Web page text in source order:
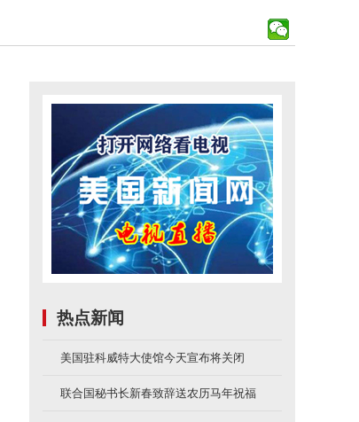
热点新闻
美国驻科威特大使馆今天宣布将关闭
联合国秘书长新春致辞送农历马年祝福